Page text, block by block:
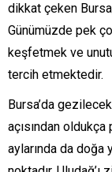
dikkat çeken
Günümüzde pek
keşfetmek ve
tercih etmektedir.
Bursa’da
açısından
aylarında da